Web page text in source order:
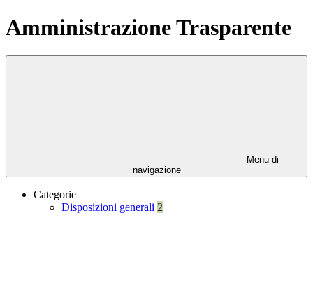
Amministrazione Trasparente
Menu di
navigazione
Categorie
Disposizioni generali 2